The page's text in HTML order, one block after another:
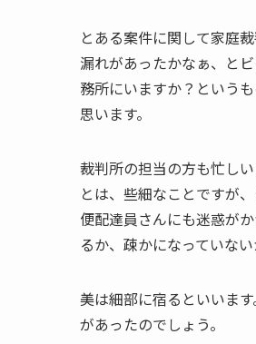
とある案件に関して家庭
漏れがあったかなぁ、と
務所にいますか？という
思います。
裁判所の担当の方も忙し
とは、些細なことですが
便配達員さんにも迷惑が
るか、疎かになっていな
美は細部に宿るといいま
があったのでしょう。